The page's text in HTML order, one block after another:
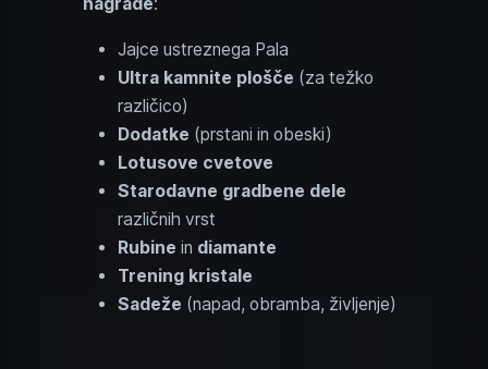
Jajce ustreznega Pala
Ultra kamnite plošče (za težko
različico)
Dodatke (prstani in obeski)
Lotusove cvetove
Starodavne gradbene dele
različnih vrst
Rubine in diamante
Trening kristale
Sadeže (napad, obramba, življenje)